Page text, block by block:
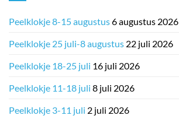
Peelklokje 8-15 augustus6 augustus 2026
Peelklokje 25 juli-8 augustus 22 juli 2026
Peelklokje 18-25 juli 16 juli 2026
Peelklokje 11-18 juli 8 juli 2026
Peelklokje 3-11 juli 2 juli 2026